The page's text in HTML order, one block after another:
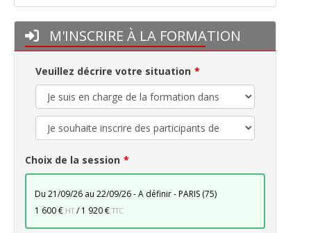
M'INSCRIRE À LA FORMATION
Veuillez décrire votre situation
Choix de la session
du 21/09/26 au 22/09/26 - A définir - PARIS (75)
1 600 € HT /1 920 € TTC